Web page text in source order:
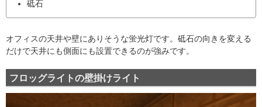
砥石
オフィスの天井や壁にありそうな蛍光灯です。砥石の向きを変える
だけで天井にも側面にも設置できるのが強みです。
フロッグライトの壁掛けライト